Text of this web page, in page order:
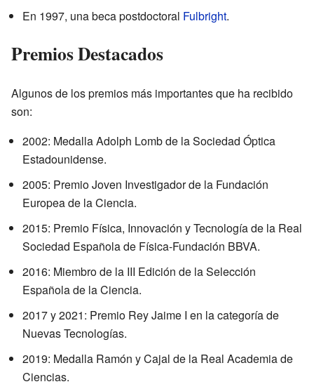
En 1997, una beca postdoctoral Fulbright.
Premios Destacados
Algunos de los premios más importantes que ha recibido
son:
2002: Medalla Adolph Lomb de la Sociedad Óptica
Estadounidense.
2005: Premio Joven Investigador de la Fundación
Europea de la Ciencia.
2015: Premio Física, Innovación y Tecnología de la Real
Sociedad Española de Física-Fundación BBVA.
2016: Miembro de la III Edición de la Selección
Española de la Ciencia.
2017 y 2021: Premio Rey Jaime I en la categoría de
Nuevas Tecnologías.
2019: Medalla Ramón y Cajal de la Real Academia de
Ciencias.